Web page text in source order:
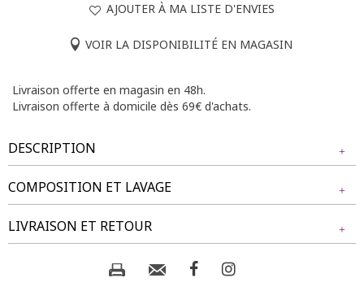
AJOUTER À MA LISTE D'ENVIES
VOIR LA DISPONIBILITÉ EN MAGASIN
Livraison offerte en magasin en 48h.
Livraison offerte à domicile dès 69€ d'achats.
DESCRIPTION
Tunique grande taille imprimée. Coupe droite. Manches 3/4
coudes. Col chemise. Fermeture boutonnée sur le devant.
Imprimé à motifs tropicaux colorés sur l'ensemble du
modèle. Base droite.
Notre mannequin Rafaela mesure 1m75 et porte une
COMPOSITION ET LAVAGE
Tissu principal : 100% COTON
Composition et lavage :
LIVRAISON ET RETOUR
NOS MODES DE LIVRAISON